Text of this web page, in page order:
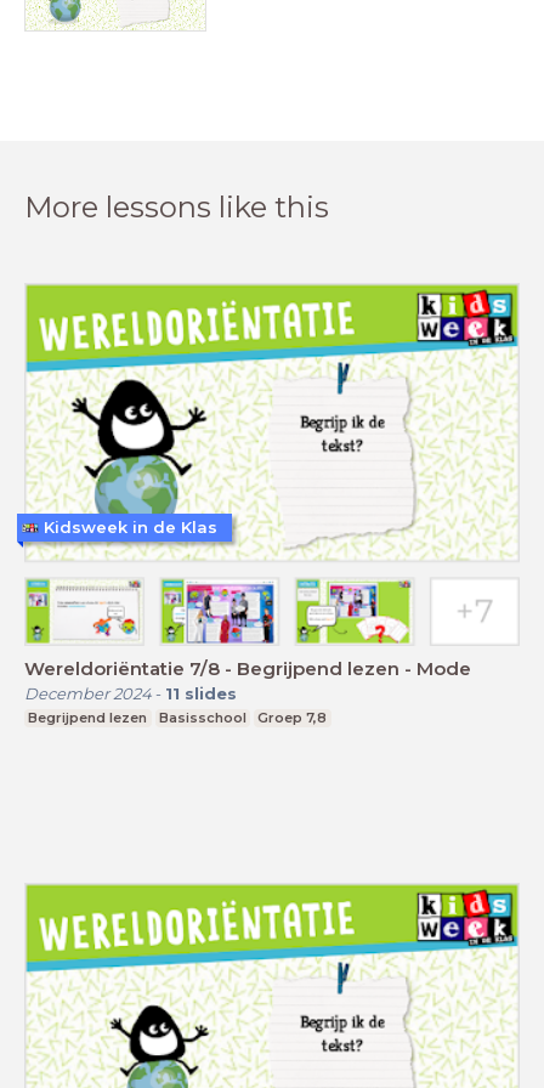
More lessons like this
Wereldoriëntatie 7/8 - Begrijpend lezen - Mode
December 2024- 11 slides
Begrijpend lezen Basisschool Groep 7,8
Kidsweek in de Klas